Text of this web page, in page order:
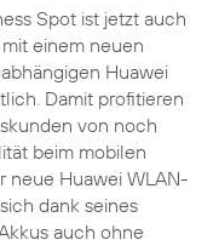
Spot ist jetzt auch
einem neuen
Huawei
Damit profitieren
von noch
beim mobilen
neue Huawei WLAN-
dank seines
auch ohne